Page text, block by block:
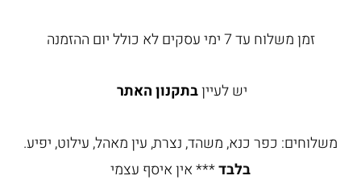
זמן משלוח עד 7 ימי עסקים לא כולל יום ההזמנה
יש לעייןבתקנון האתר
משלוחים: כפר כנא, משהד, נצרת, עין מאהל, עילוט, יפיע.
בלבד*** אין איסף עצמי